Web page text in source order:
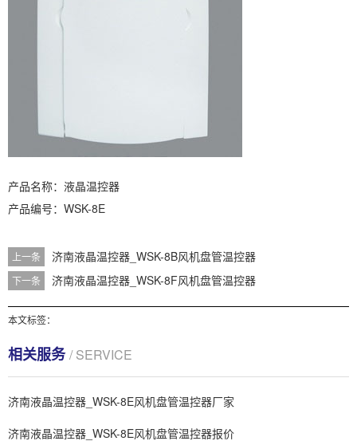
产品名称：液晶温控器
产品编号：WSK-8E
上一条 济南液晶温控器_WSK-8B风机盘管温控器
下一条 济南液晶温控器_WSK-8F风机盘管温控器
本文标签：
相关服务/ SERVICE
济南液晶温控器_WSK-8E风机盘管温控器厂家
济南液晶温控器_WSK-8E风机盘管温控器报价